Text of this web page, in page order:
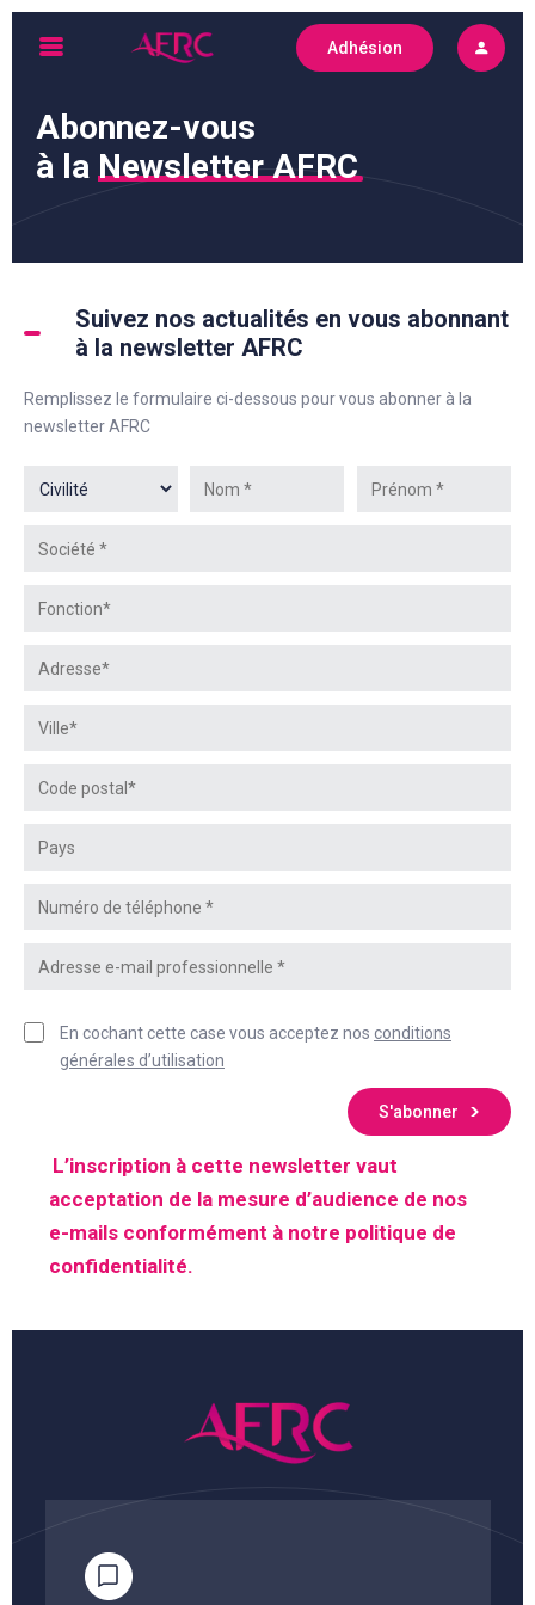
Adhésion
Abonnez-vous
à la Newsletter AFRC
Suivez nos actualités en vous abonnant
à la newsletter AFRC
Remplissez le formulaire ci-dessous pour vous abonner à la
newsletter AFRC
En cochant cette case vous acceptez nos conditions
générales d’utilisation
S'abonner
L’inscription à cette newsletter vaut
acceptation de la mesure d’audience de nos
e-mails conformément à notre politique de
confidentialité.